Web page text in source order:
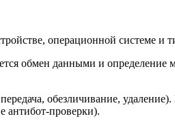
операционной системе и
обмен данными и определение
обезличивание,
антибот-проверки).